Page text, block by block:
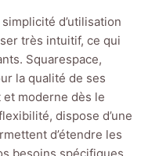
d’utilisation
très intuitif, ce qui
Squarespace,
la qualité de ses
moderne dès le
dispose d’une
d’étendre les